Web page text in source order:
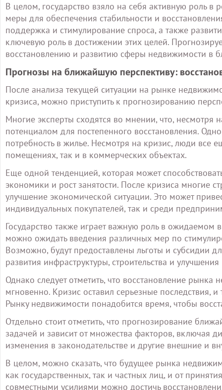
В целом, государство взяло на себя активную роль
меры для обеспечения стабильности и
поддержка и стимулирование спроса, а также
ключевую роль в достижении этих целей.
восстановлению и развитию сферы недвижимости в
Прогнозы на ближайшую перспективу:
После анализа текущей ситуации на рынке
кризиса, можно приступить к прогнозированию
Многие эксперты сходятся во мнении, что,
потенциалом для постепенного восстановления.
потребность в жилье. Несмотря на кризис, люди все
помещениях, так и в коммерческих объектах.
Еще одной тенденцией, которая может
экономики и рост занятости. После кризиса многие
улучшение экономической ситуации. Это может
индивидуальных покупателей, так и среди
Государство также играет важную роль в
можно ожидать введения различных мер по
Возможно, будут предоставлены льготы и субсидии
развития инфраструктуры, строительства и
Однако следует отметить, что восстановление
мгновенно. Кризис оставил серьезные последствия,
Рынку недвижимости понадобится время, чтобы
Отдельно стоит отметить, что прогнозирование
задачей и зависит от множества факторов, включая
изменения в законодательстве и другие внешние и
В целом, можно сказать, что будущее рынка
как государственных, так и частных лиц, и от
совместными усилиями можно достичь